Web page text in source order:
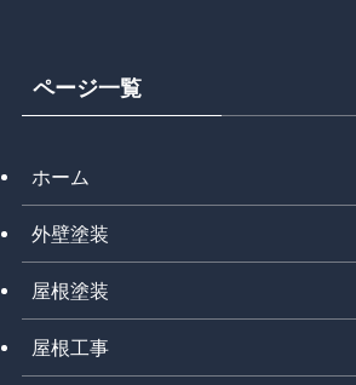
ページ一覧
ホーム
外壁塗装
屋根塗装
屋根工事